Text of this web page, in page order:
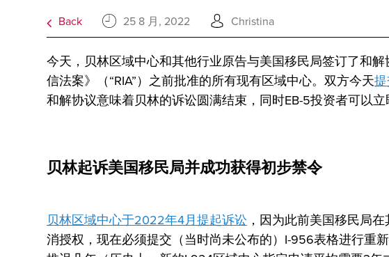
Back 25 8 月, 2022 Christina
今天，贝林区域中心和其他行业原告与美国移民局签订了和
信法案》（“RIA”）之前批准的所有现有区域中心。双方今天
和解协议意味着贝林的诉讼圆满结束，同时EB-5投资者可以立
贝林起诉美国移民局并成功获得初步禁令
贝林区域中心于2022年4月提起诉讼 ，因为此前美国移民局
消授权，现在必须提交（当时尚未公布的）I-956表格进行重